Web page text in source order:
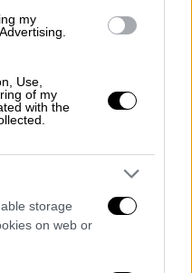
my
Use,
of my
with the
storage
on web or
στην
πρόσβασης